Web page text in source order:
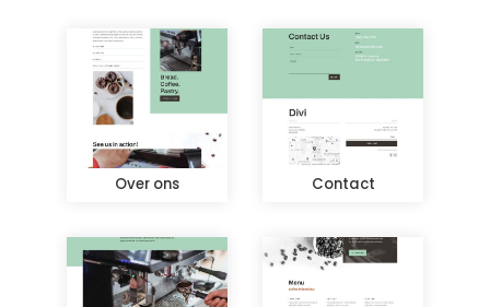
Over ons Contact